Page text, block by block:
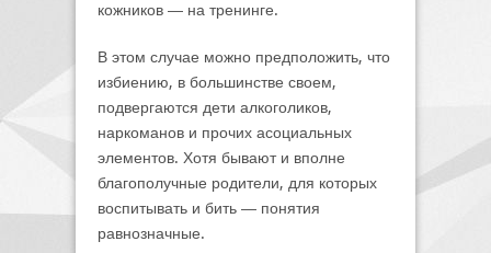
кожников ― на тренинге.
В этом случае можно предположить, что
избиению, в большинстве своем,
подвергаются дети алкоголиков,
наркоманов и прочих асоциальных
элементов. Хотя бывают и вполне
благополучные родители, для которых
воспитывать и бить ― понятия
равнозначные.